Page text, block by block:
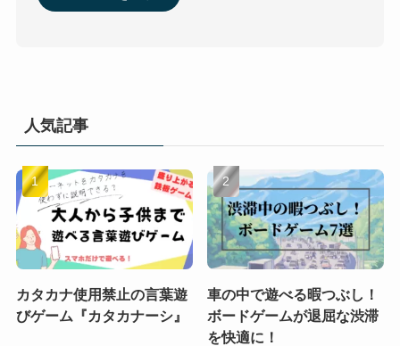
人気記事
カタカナ使用禁止の言葉遊
びゲーム『カタカナーシ』
車の中で遊べる暇つぶし！
ボードゲームが退屈な渋滞
を快適に！